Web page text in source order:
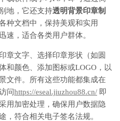
地，它还支持透明背景印章制
种文档中，保持美观和实用
速，适合各类用户群体。
章文字、选择印章形状（如圆
和颜色、添加图标或LOGO，以
文件。所有这些功能都集成在
问https://eseal.jiuzhou88.cn/ 即
用加密处理，确保用户数据隐
，符合相关电子签名法规。